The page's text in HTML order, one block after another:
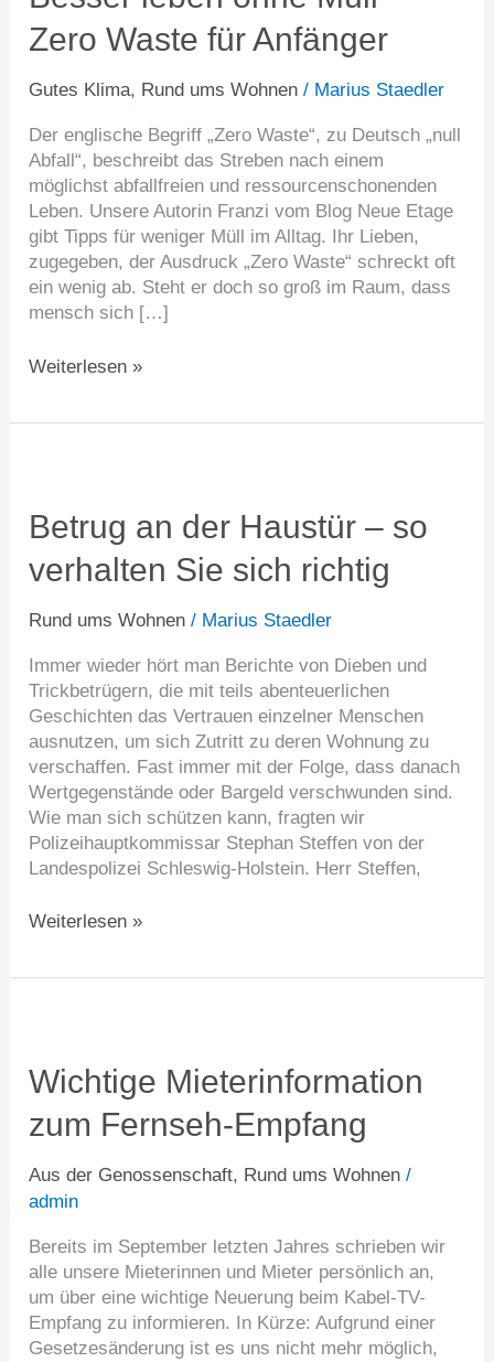
Zero Waste für Anfänger
Gutes Klima, Rund ums Wohnen / Marius Staedler
Der englische Begriff „Zero Waste“, zu Deutsch „null
Abfall“, beschreibt das Streben nach einem
möglichst abfallfreien und ressourcenschonenden
Leben. Unsere Autorin Franzi vom Blog Neue Etage
gibt Tipps für weniger Müll im Alltag. Ihr Lieben,
zugegeben, der Ausdruck „Zero Waste“ schreckt oft
ein wenig ab. Steht er doch so groß im Raum, dass
mensch sich […]
Müll
–
Waste
Anfänger
Weiterlesen »
Betrug an der Haustür – so
verhalten Sie sich richtig
Rund ums Wohnen / Marius Staedler
Immer wieder hört man Berichte von Dieben und
Trickbetrügern, die mit teils abenteuerlichen
Geschichten das Vertrauen einzelner Menschen
ausnutzen, um sich Zutritt zu deren Wohnung zu
verschaffen. Fast immer mit der Folge, dass danach
Wertgegenstände oder Bargeld verschwunden sind.
Wie man sich schützen kann, fragten wir
Polizeihauptkommissar Stephan Steffen von der
Landespolizei Schleswig-Holstein. Herr Steffen,
der
Haustür
–
verhalten
sich
richtig
Weiterlesen »
Wichtige Mieterinformation
zum Fernseh-Empfang
Aus der Genossenschaft, Rund ums Wohnen /
admin
Bereits im September letzten Jahres schrieben wir
alle unsere Mieterinnen und Mieter persönlich an,
um über eine wichtige Neuerung beim Kabel-TV-
Empfang zu informieren. In Kürze: Aufgrund einer
Gesetzesänderung ist es uns nicht mehr möglich,
zum
Fernseh-
Empfang